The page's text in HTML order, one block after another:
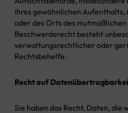
ihres gewöhnlichen Aufenthalts,
oder des Orts des mutmaßlichen
Beschwerderecht besteht
verwaltungsrechtlicher oder
Rechtsbehelfe.
Recht auf
Sie haben das Recht, Daten, die